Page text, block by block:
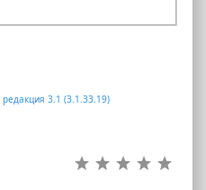
редакция 3.1 (3.1.33.19)